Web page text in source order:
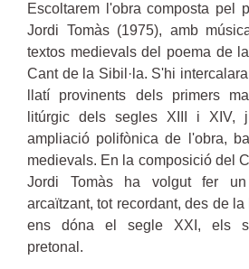
Escoltarem l'obra composta pel
Jordi Tomàs (1975), amb
textos medievals del poema de
Cant de la Sibil·la. S'hi
llatí provinents dels primers
litúrgic dels segles XIII i XIV,
ampliació polifònica de l'obra,
medievals. En la composició del
Jordi Tomàs ha volgut fer un
arcaïtzant, tot recordant, des de
ens dóna el segle XXI, els
pretonal.